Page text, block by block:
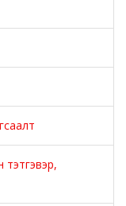
тэтгэвэр,